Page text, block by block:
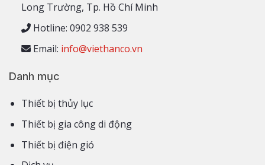
Long Trường, Tp. Hồ Chí Minh
Hotline: 0902 938 539
Email: info@viethanco.vn
Danh mục
Thiết bị thủy lục
Thiết bị gia công di động
Thiết bị điện gió